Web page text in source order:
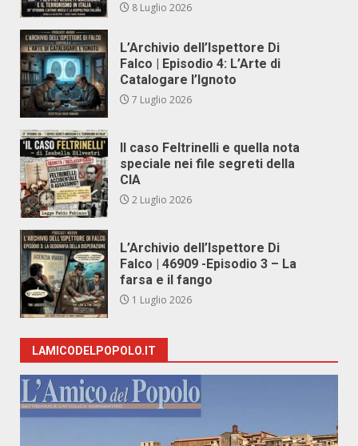
8 Luglio 2026
L’Archivio dell’Ispettore Di
Falco | Episodio 4: L’Arte di
Catalogare l’Ignoto
7 Luglio 2026
Il caso Feltrinelli e quella nota
speciale nei file segreti della
CIA
2 Luglio 2026
L’Archivio dell’Ispettore Di
Falco | 46909 -Episodio 3 – La
farsa e il fango
1 Luglio 2026
LAMICODELPOPOLO.IT